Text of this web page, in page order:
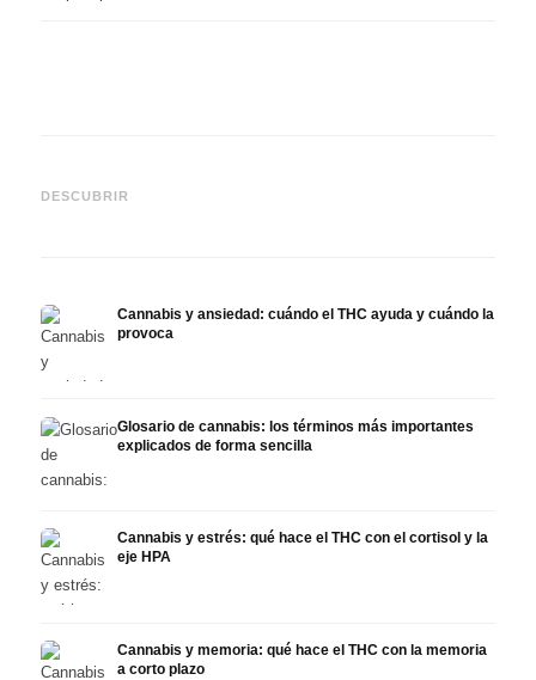
DESCUBRIR
Epidiolex y el estado actual
Cannabis y ansiedad: cuándo el THC ayuda y cuándo la
provoca
Glosario de cannabis: los términos más importantes
explicados de forma sencilla
Cannabis y estrés: qué hace el THC con el cortisol y la
eje HPA
Cannabis y memoria: qué hace el THC con la memoria
a corto plazo